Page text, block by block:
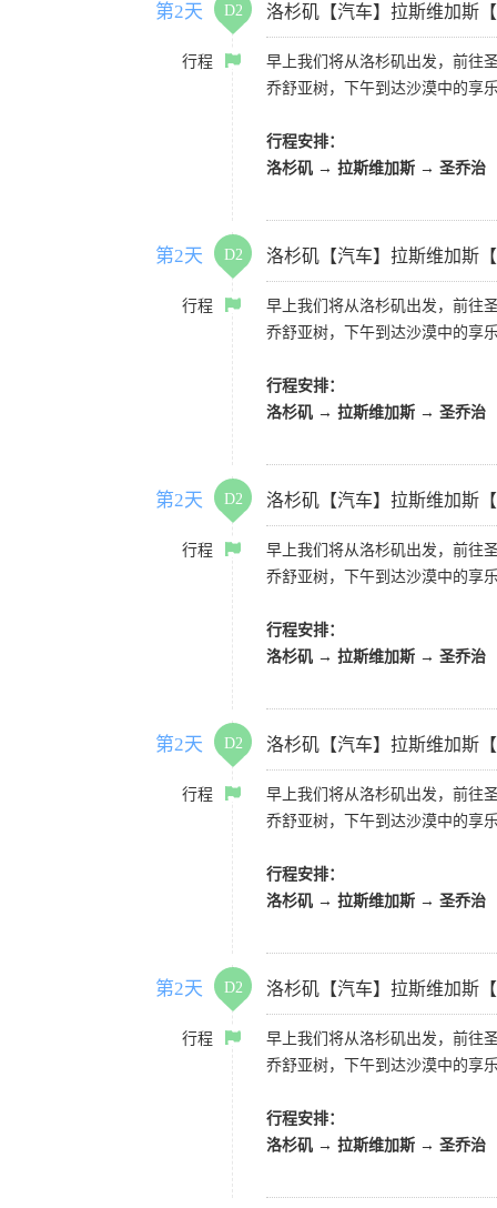
第2天 D2 洛杉矶【汽车】拉斯维加斯
行程
早上我们将从洛杉矶出发，前往
乔舒亚树，下午到达沙漠中的享
行程安排：
洛杉矶 → 拉斯维加斯 → 圣乔治
第2天 D2 洛杉矶【汽车】拉斯维加斯
行程
早上我们将从洛杉矶出发，前往
乔舒亚树，下午到达沙漠中的享
行程安排：
洛杉矶 → 拉斯维加斯 → 圣乔治
第2天 D2 洛杉矶【汽车】拉斯维加斯
行程
早上我们将从洛杉矶出发，前往
乔舒亚树，下午到达沙漠中的享
行程安排：
洛杉矶 → 拉斯维加斯 → 圣乔治
第2天 D2 洛杉矶【汽车】拉斯维加斯
行程
早上我们将从洛杉矶出发，前往
乔舒亚树，下午到达沙漠中的享
行程安排：
洛杉矶 → 拉斯维加斯 → 圣乔治
第2天 D2 洛杉矶【汽车】拉斯维加斯
行程
早上我们将从洛杉矶出发，前往
乔舒亚树，下午到达沙漠中的享
行程安排：
洛杉矶 → 拉斯维加斯 → 圣乔治